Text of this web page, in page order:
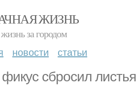
ЖИЗНЬ
жизнь за городом
новости статьи
сбросил